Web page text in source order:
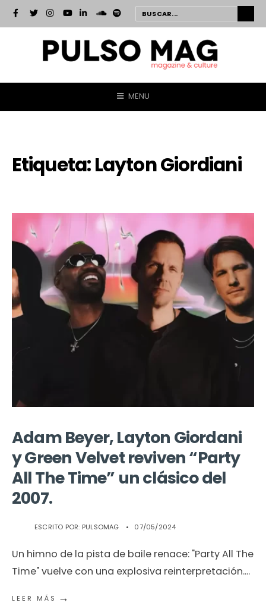
MENU
Etiqueta:Layton Giordiani
Adam Beyer, Layton Giordani
y Green Velvet reviven “Party
All The Time” un clásico del
2007.
ESCRITO POR: PULSOMAG • 07/05/2024
Un himno de la pista de baile renace: "Party All The
Time" vuelve con una explosiva reinterpretación....
LEER MÁS →